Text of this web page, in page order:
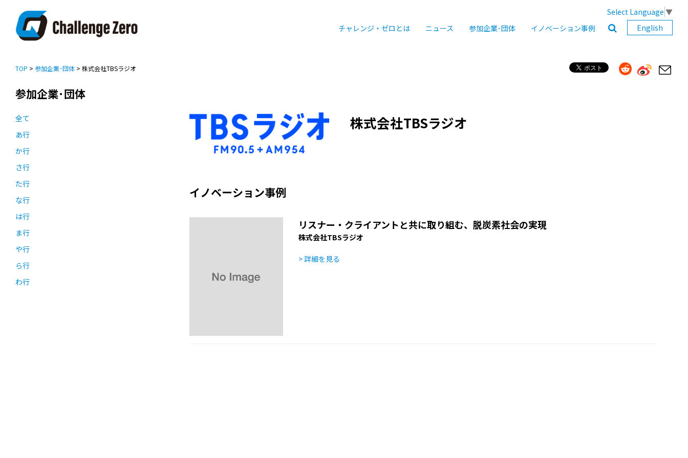
Select Language ▼
チャレンジ・ゼロとは
ニュース 参加企業･団体 イノベーション事例 English
TOP > 参加企業･団体 > 株式会社TBSラジオ
参加企業･団体
全て
あ行
か行
さ行
た行
な行
は行
ま行
や行
ら行
わ行
株式会社TBSラジオ
イノベーション事例
リスナー・クライアントと共に取り組む、脱炭素社会の実現
株式会社TBSラジオ
> 詳細を見る